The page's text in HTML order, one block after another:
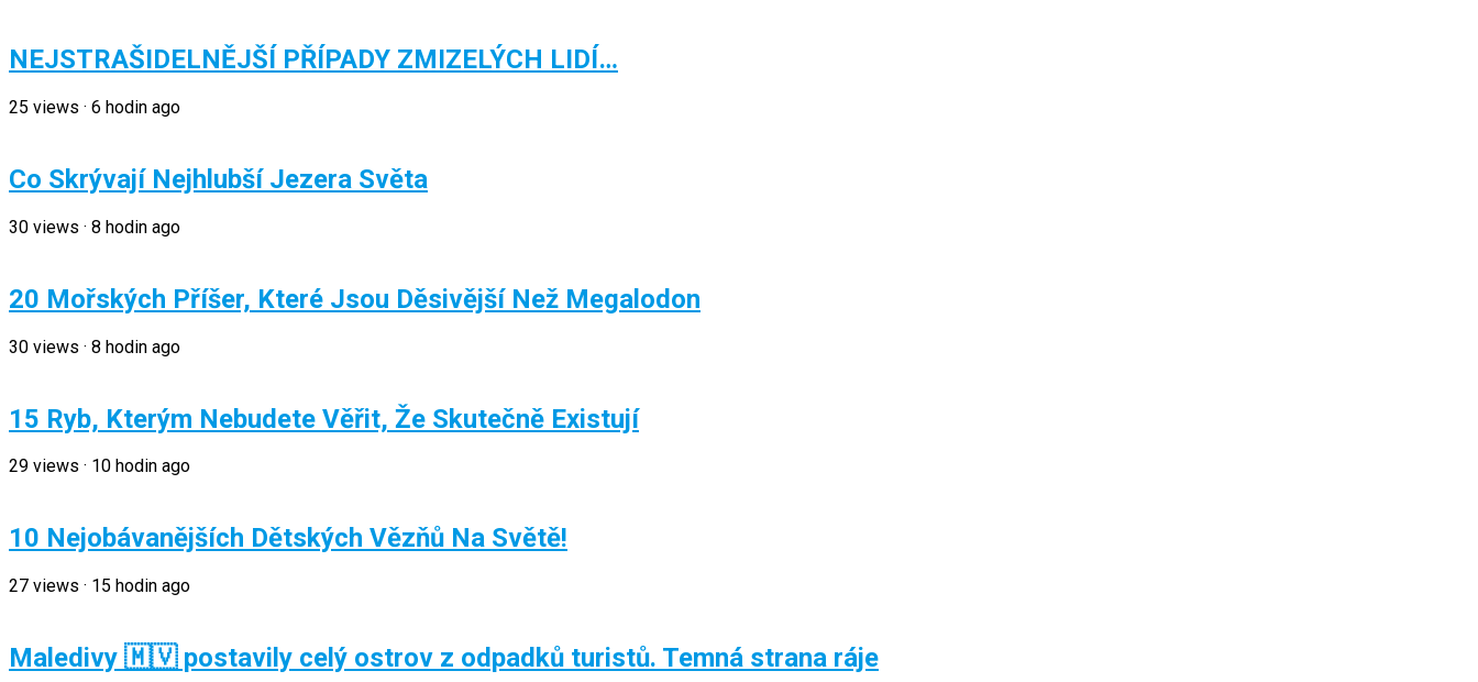
NEJSTRAŠIDELNĚJŠÍ PŘÍPADY ZMIZELÝCH LIDÍ…
25 views · 6 hodin ago
Co Skrývají Nejhlubší Jezera Světa
30 views · 8 hodin ago
20 Mořských Příšer, Které Jsou Děsivější Než Megalodon
30 views · 8 hodin ago
15 Ryb, Kterým Nebudete Věřit, Že Skutečně Existují
29 views · 10 hodin ago
10 Nejobávanějších Dětských Vězňů Na Světě!
27 views · 15 hodin ago
Maledivy 🇲🇻 postavily celý ostrov z odpadků turistů. Temná strana ráje